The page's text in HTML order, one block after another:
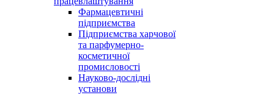
Фармацевтичні
підприємства
Підприємства харчової
та парфумерно-
косметичної
промисловості
Науково-дослідні
установи